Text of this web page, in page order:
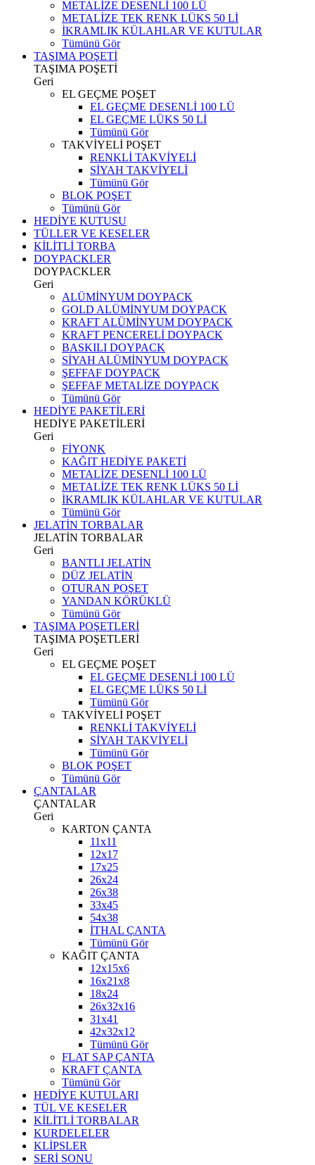
METALİZE DESENLİ 100 LÜ
METALİZE TEK RENK LÜKS 50 Lİ
İKRAMLIK KÜLAHLAR VE KUTULAR
Tümünü Gör
TAŞIMA POŞETİ
TAŞIMA POŞETİ
Geri
EL GEÇME POŞET
EL GEÇME DESENLİ 100 LÜ
EL GEÇME LÜKS 50 Lİ
Tümünü Gör
TAKVİYELİ POŞET
RENKLİ TAKVİYELİ
SİYAH TAKVİYELİ
Tümünü Gör
BLOK POŞET
Tümünü Gör
HEDİYE KUTUSU
TÜLLER VE KESELER
KİLİTLİ TORBA
DOYPACKLER
DOYPACKLER
Geri
ALÜMİNYUM DOYPACK
GOLD ALÜMİNYUM DOYPACK
KRAFT ALÜMİNYUM DOYPACK
KRAFT PENCERELİ DOYPACK
BASKILI DOYPACK
SİYAH ALÜMİNYUM DOYPACK
ŞEFFAF DOYPACK
ŞEFFAF METALİZE DOYPACK
Tümünü Gör
HEDİYE PAKETİLERİ
HEDİYE PAKETİLERİ
Geri
FİYONK
KAĞIT HEDİYE PAKETİ
METALİZE DESENLİ 100 LÜ
METALİZE TEK RENK LÜKS 50 Lİ
İKRAMLIK KÜLAHLAR VE KUTULAR
Tümünü Gör
JELATİN TORBALAR
JELATİN TORBALAR
Geri
BANTLI JELATİN
DÜZ JELATİN
OTURAN POŞET
YANDAN KÖRÜKLÜ
Tümünü Gör
TAŞIMA POŞETLERİ
TAŞIMA POŞETLERİ
Geri
EL GEÇME POŞET
EL GEÇME DESENLİ 100 LÜ
EL GEÇME LÜKS 50 Lİ
Tümünü Gör
TAKVİYELİ POŞET
RENKLİ TAKVİYELİ
SİYAH TAKVİYELİ
Tümünü Gör
BLOK POŞET
Tümünü Gör
ÇANTALAR
ÇANTALAR
Geri
KARTON ÇANTA
11x11
12x17
17x25
26x24
26x38
33x45
54x38
İTHAL ÇANTA
Tümünü Gör
KAĞIT ÇANTA
12x15x6
16x21x8
18x24
26x32x16
31x41
42x32x12
Tümünü Gör
FLAT SAP ÇANTA
KRAFT ÇANTA
Tümünü Gör
HEDİYE KUTULARI
TÜL VE KESELER
KİLİTLİ TORBALAR
KURDELELER
KLİPSLER
SERİ SONU